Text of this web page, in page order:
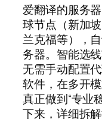
爱翻译的服务
球节点（新加
兰克福等），
务器。智能选
无需手动配置
软件，在多开
真正做到“专业
下来，详细拆解